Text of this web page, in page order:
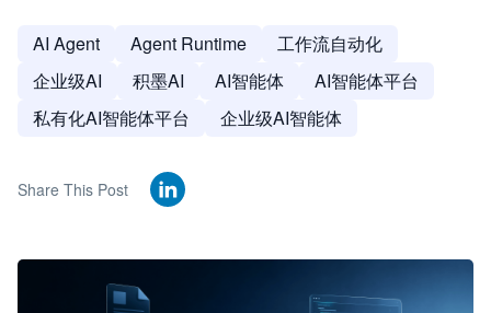
AI Agent Agent Runtime
工作流自动化
企业级AI
积墨AI AI智能体
AI智能体平台
私有化AI智能体平台
企业级AI智能体
Share This Post